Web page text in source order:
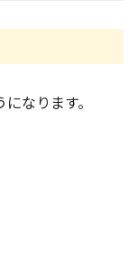
なります。